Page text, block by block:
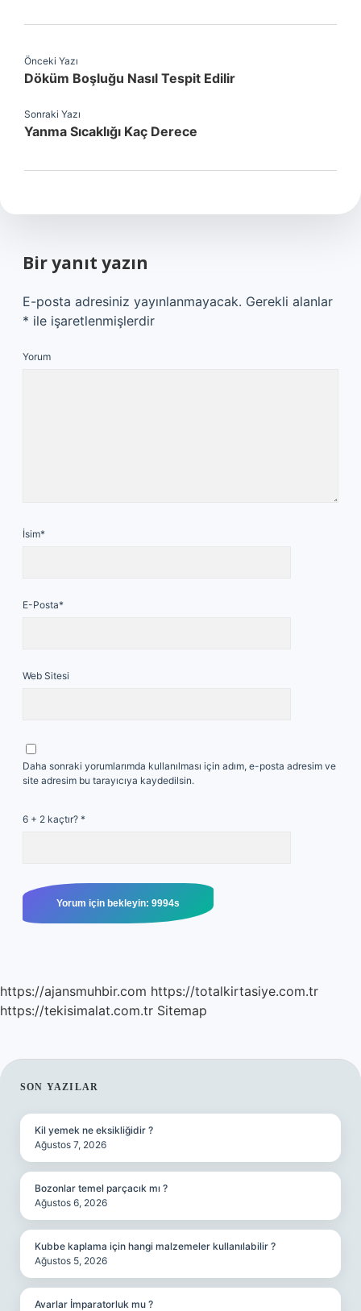
Önceki Yazı
Döküm Boşluğu Nasıl Tespit Edilir
Sonraki Yazı
Yanma Sıcaklığı Kaç Derece
Bir yanıt yazın
E-posta adresiniz yayınlanmayacak. Gerekli alanlar
* ile işaretlenmişlerdir
Yorum
İsim*
E-Posta*
Web Sitesi
Daha sonraki yorumlarımda kullanılması için adım, e-posta adresim ve
site adresim bu tarayıcıya kaydedilsin.
6 + 2 kaçtır? *
https://ajansmuhbir.com https://totalkirtasiye.com.tr
https://tekisimalat.com.tr Sitemap
SIDEBAR
SON YAZILAR
Kil yemek ne eksikliğidir ?
Ağustos 7, 2026
Bozonlar temel parçacık mı ?
Ağustos 6, 2026
Kubbe kaplama için hangi malzemeler kullanılabilir ?
Ağustos 5, 2026
Avarlar İmparatorluk mu ?